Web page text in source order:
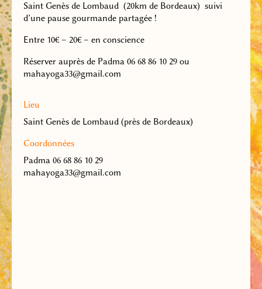
Saint Genès de Lombaud (20km de Bordeaux) suivi
d’une pause gourmande partagée !
Entre 10€ – 20€ – en conscience
Réserver auprès de Padma 06 68 86 10 29 ou
mahayoga33@gmail.com
Lieu
Saint Genès de Lombaud (près de Bordeaux)
Coordonnées
Padma 06 68 86 10 29
mahayoga33@gmail.com